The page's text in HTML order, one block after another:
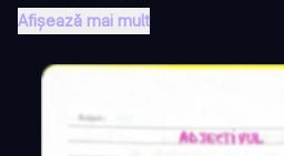
Afișează mai mult